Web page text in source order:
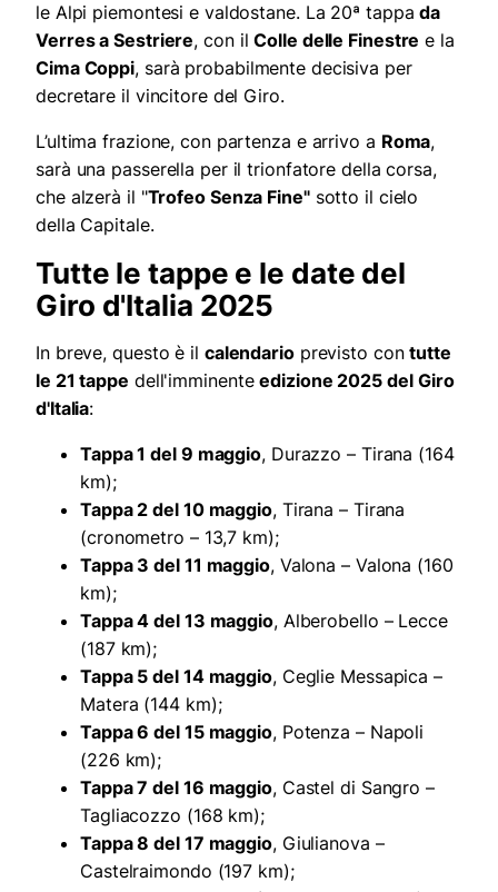
le Alpi piemontesi e valdostane. La 20ª tappada
Verres a Sestriere, con ilColle delle Finestre e la
Cima Coppi, sarà probabilmente decisiva per
decretare il vincitore del Giro.
L’ultima frazione, con partenza e arrivo a Roma,
sarà una passerella per il trionfatore della corsa,
che alzerà il "Trofeo Senza Fine"sotto il cielo
della Capitale.
Tutte le tappe e le date del
Giro d'Italia 2025
In breve, questo è il calendarioprevisto contutte
le 21 tappe dell'imminenteedizione 2025 del Giro
d'Italia:
Tappa 1 del 9 maggio, Durazzo – Tirana (164
km);
Tappa 2 del 10 maggio, Tirana – Tirana
(cronometro – 13,7 km);
Tappa 3 del 11 maggio, Valona – Valona (160
km);
Tappa 4 del 13 maggio, Alberobello – Lecce
(187 km);
Tappa 5 del 14 maggio, Ceglie Messapica –
Matera (144 km);
Tappa 6 del 15 maggio, Potenza – Napoli
(226 km);
Tappa 7 del 16 maggio, Castel di Sangro –
Tagliacozzo (168 km);
Tappa 8 del 17 maggio, Giulianova –
Castelraimondo (197 km);